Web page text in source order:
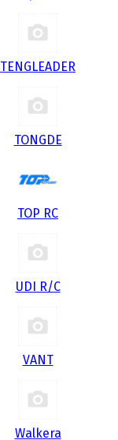
TENGLEADER
TONGDE
TOP RC
UDI R/С
VANT
Walkera